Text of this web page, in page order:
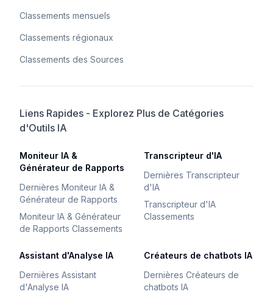
Classements mensuels
Classements régionaux
Classements des Sources
Liens Rapides - Explorez Plus de Catégories
d'Outils IA
Moniteur IA &
Générateur de Rapports
Dernières Moniteur IA &
Générateur de Rapports
Moniteur IA & Générateur
de Rapports Classements
Transcripteur d'IA
Dernières Transcripteur
d'IA
Transcripteur d'IA
Classements
Assistant d'Analyse IA
Dernières Assistant
d'Analyse IA
Créateurs de chatbots IA
Dernières Créateurs de
chatbots IA